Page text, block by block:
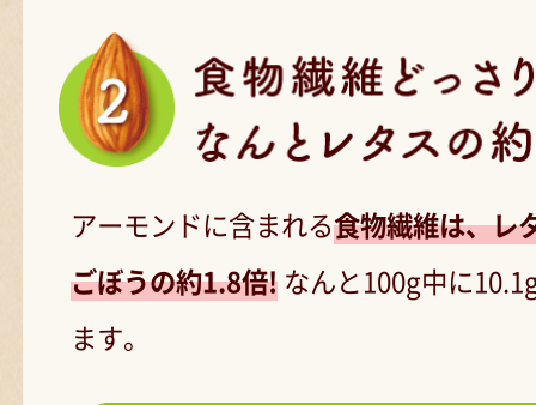
アーモンドに含まれる食物繊維は、レ
ごぼうの約1.8倍! なんと100g中に
ます。